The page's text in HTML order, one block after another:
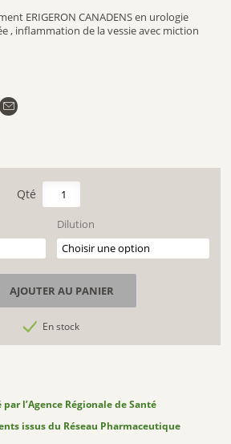
ERIGERON CANADENS en urologie
, inflammation de la vessie avec miction
Dilution
quantité
de
ERIGERON
CANADENSIS
AJOUTER AU PANIER
En stock
par l’Agence Régionale de Santé
issus du Réseau Pharmaceutique